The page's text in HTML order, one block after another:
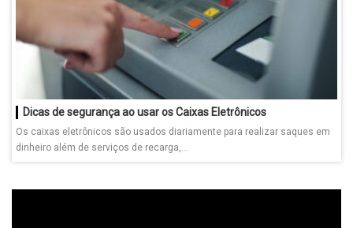
Dicas de segurança ao usar os Caixas Eletrônicos
Os caixas eletrônicos são usados diariamente para realizar saques em
dinheiro além de serviços de recarga,...